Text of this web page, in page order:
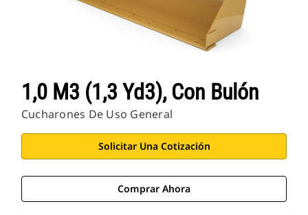
1,0 M3 (1,3 Yd3), Con Bulón
Cucharones De Uso General
Solicitar Una Cotización
Comprar Ahora